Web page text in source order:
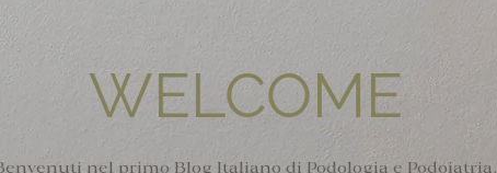
WELCOME
nel primo Blog Italiano di Podologia e Podoiatria.